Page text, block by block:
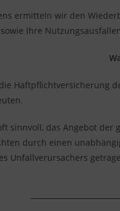
ermitteln wir den
Ihre
Haftpflichtversicherung
sinnvoll, das Angebot
durch einen
Unfallverursachers